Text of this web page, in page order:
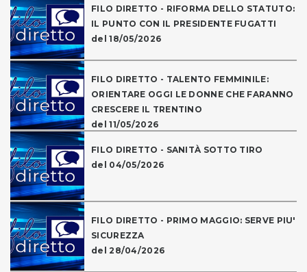
FILO DIRETTO - RIFORMA DELLO STATUTO:
IL PUNTO CON IL PRESIDENTE FUGATTI
del 18/05/2026
FILO DIRETTO - TALENTO FEMMINILE:
ORIENTARE OGGI LE DONNE CHE FARANNO
CRESCERE IL TRENTINO
del 11/05/2026
FILO DIRETTO - SANITÀ SOTTO TIRO
del 04/05/2026
FILO DIRETTO - PRIMO MAGGIO: SERVE PIU'
SICUREZZA
del 28/04/2026